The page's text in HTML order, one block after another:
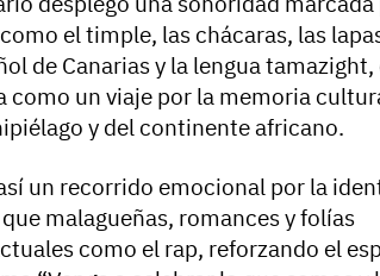
el timple, las chácaras, las
de Canarias y la lengua tamazight,
como un viaje por la memoria
y del continente africano.
un recorrido emocional por la
malagueñas, romances y folías
como el rap, reforzando el